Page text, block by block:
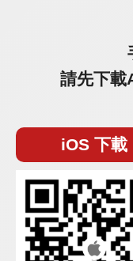
請先下載
iOS 下載